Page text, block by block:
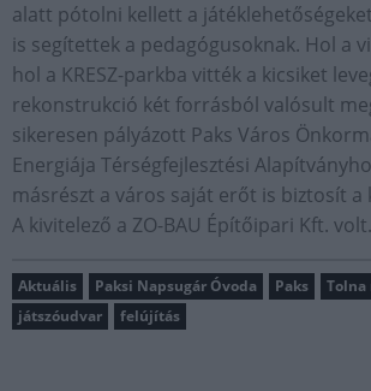
alatt pótolni kellett a
is segítettek a pedagógusoknak. Hol a
hol a KRESZ-parkba vitték a kicsiket
rekonstrukció két forrásból valósult
sikeresen pályázott Paks Város
Energiája Térségfejlesztési
másrészt a város saját erőt is biztosít a
A kivitelező a ZO-BAU Építőipari Kft. volt.
Aktuális Paksi Napsugár Óvoda Paks
Tolna
játszóudvar
felújítás